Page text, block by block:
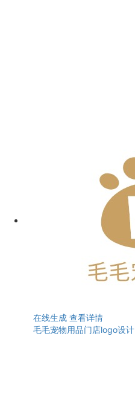
在线生成 查看详情
毛毛宠物用品门店logo设计